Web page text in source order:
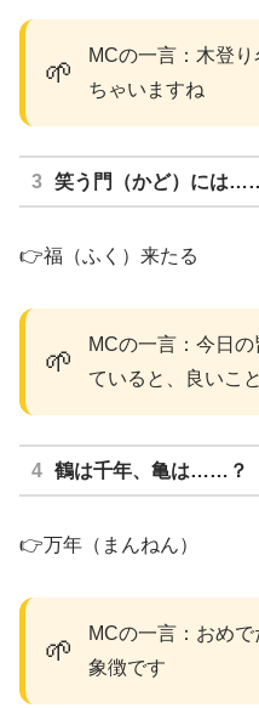
🌱
MCの一言：木登
ちゃいますね
笑う門（かど）には
👉福（ふく）来たる
🌱
MCの一言：今日
ていると、良いこ
鶴は千年、亀は……？
👉万年（まんねん）
🌱
MCの一言：おめ
象徴です